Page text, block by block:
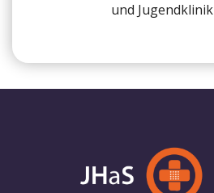
und Jugendklinik